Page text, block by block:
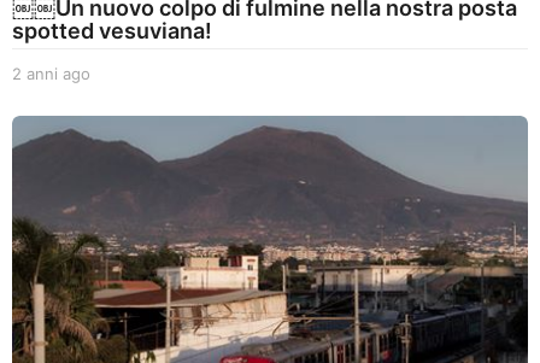
￼￼Un nuovo colpo di fulmine nella nostra posta
spotted vesuviana!
2 anni ago
n
n
o